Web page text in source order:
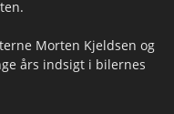
Morten Kjeldsen og
års indsigt i bilernes